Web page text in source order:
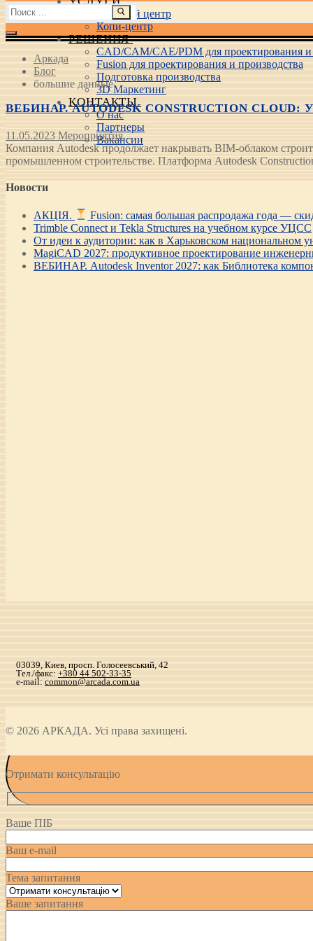
Учебный центр
Копи-центр
РЕШЕНИЯ
CAD/CAM/CAE/PDM для проектирования и
Fusion для проектирования и производства
Подготовка производства
3D Маркетинг
КОНТАКТЫ
О нас
Партнеры
Вакансии
Найти:
Аркада
Блог
большие данные
ВЕБИНАР. AUTODESK CONSTRUCTION
11.05.2023 Мероприятия
Компания Autodesk продолжает накрывать BIM-облаком
промышленном строительстве. Платформа Autodesk
Новости
АКЦІЯ. Fusion: самая большая распродажа года —
Trimble Connect и Tekla Structures на учебном курсе УЦСС
От идеи к аудитории: как в Харьковском национальном
MagiCAD 2027: продуктивное проектирование
ВЕБИНАР. Autodesk Inventor 2027: как Библиотека
03039, Киев, просп. Голосеевський, 42
Тел./факс: +380 44 502-33-35
e-mail: common@arcada.com.ua
© 2026 АРКАДА. Усі права захищені.
Отримати консультацію
Ваше ПІБ
Ваш e-mail
Тема запитання
Ваше запитання